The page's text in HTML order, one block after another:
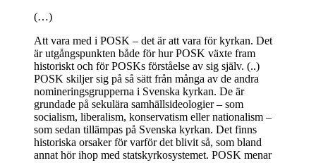
(…)
Att vara med i POSK – det är att vara för kyrkan. Det
är utgångspunkten både för hur POSK växte fram
historiskt och för POSKs förståelse av sig själv. (..)
POSK skiljer sig på så sätt från många av de andra
nomineringsgrupperna i Svenska kyrkan. De är
grundade på sekulära samhällsideologier – som
socialism, liberalism, konservatism eller nationalism –
som sedan tillämpas på Svenska kyrkan. Det finns
historiska orsaker för varför det blivit så, som bland
annat hör ihop med statskyrkosystemet. POSK menar